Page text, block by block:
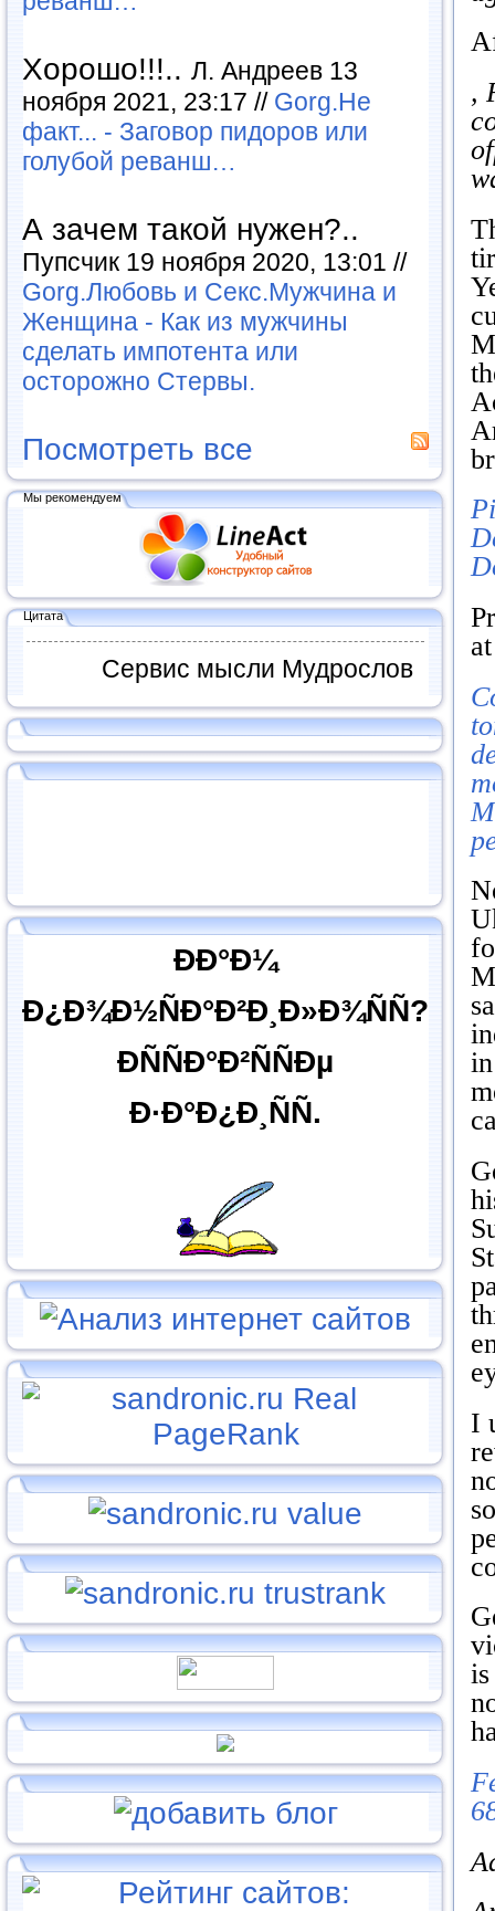
Хорошо!!!.. Л. Андреев 13
ноября 2021, 23:17 // Gorg.Не
факт... - Заговор пидоров или
голубой реванш…
А зачем такой нужен?..
Пупсчик 19 ноября 2020, 13:01 //
Gorg.Любовь и Секс.Мужчина и
Женщина - Как из мужчины
сделать импотента или
осторожно Стервы.
Посмотреть все
Мы рекомендуем
Цитата
Сервис мысли Мудрослов
ÐÐ°Ð¼
Ð¿Ð¾Ð½ÑÐ°Ð²Ð¸Ð»Ð¾ÑÑ?
ÐÑÑÐ°Ð²ÑÑÐµ
Ð·Ð°Ð¿Ð¸ÑÑ.
,
I